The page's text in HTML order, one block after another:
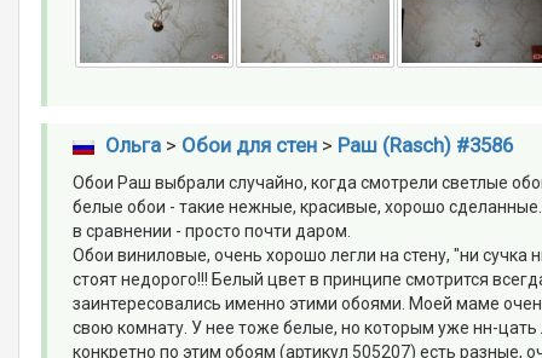
Ольга> Обои для стен> Раш (Rasch) #3586
Обои Раш выбрали случайно, когда смотрели светлые
белые обои - такие нежные, красивые, хорошо
в сравнении - просто почти даром.
Обои виниловые, очень хорошо легли на стену, "ни
стоят недорого!!! Белый цвет в принципе смотрится
заинтересовались именно этими обоями. Моей маме
свою комнату. У нее тоже белые, но которым уже нн-
конкретно по этим обоям (артикул 505207) есть